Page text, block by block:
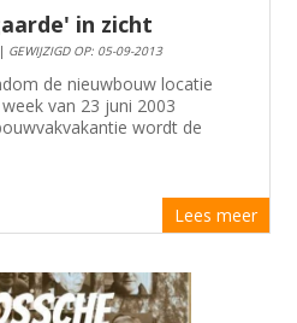
in zicht
GEWIJZIGD OP: 05-09-2013
de nieuwbouw locatie
van 23 juni 2003
wordt de
Lees meer